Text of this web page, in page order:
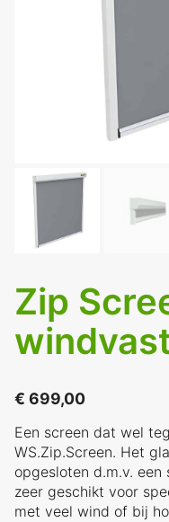
Zip
€ 699,00
Een screen dat wel
WS.Zip.Screen. Het
opgesloten d.m.v.
zeer geschikt voor
met veel wind of bij